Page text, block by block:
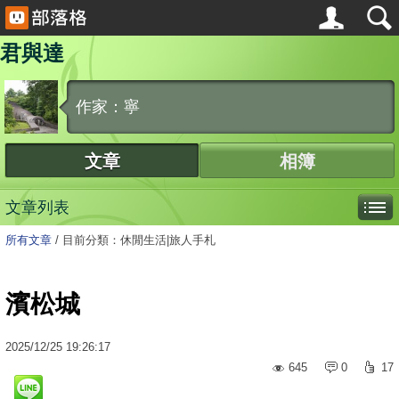
君與達
作家：寧
文章 相簿
文章列表
所有文章 / 目前分類：休閒生活|旅人手札
濱松城
2025/12/25 19:26:17
645
0 17